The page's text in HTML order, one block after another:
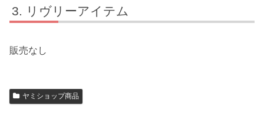
リヴリーアイテム
販売なし
ヤミショップ商品